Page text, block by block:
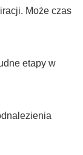
Może czas
etapy w